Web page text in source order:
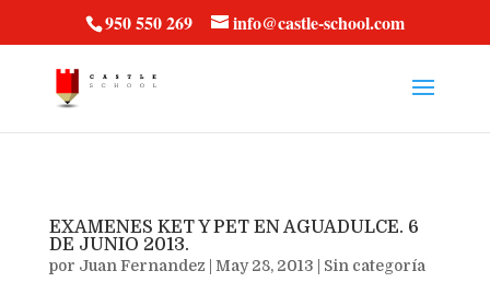
950 550 269 info@castle-school.com
EXAMENES KET Y PET EN AGUADULCE. 6
DE JUNIO 2013.
por Juan Fernandez May 28, 2013 Sin categoría